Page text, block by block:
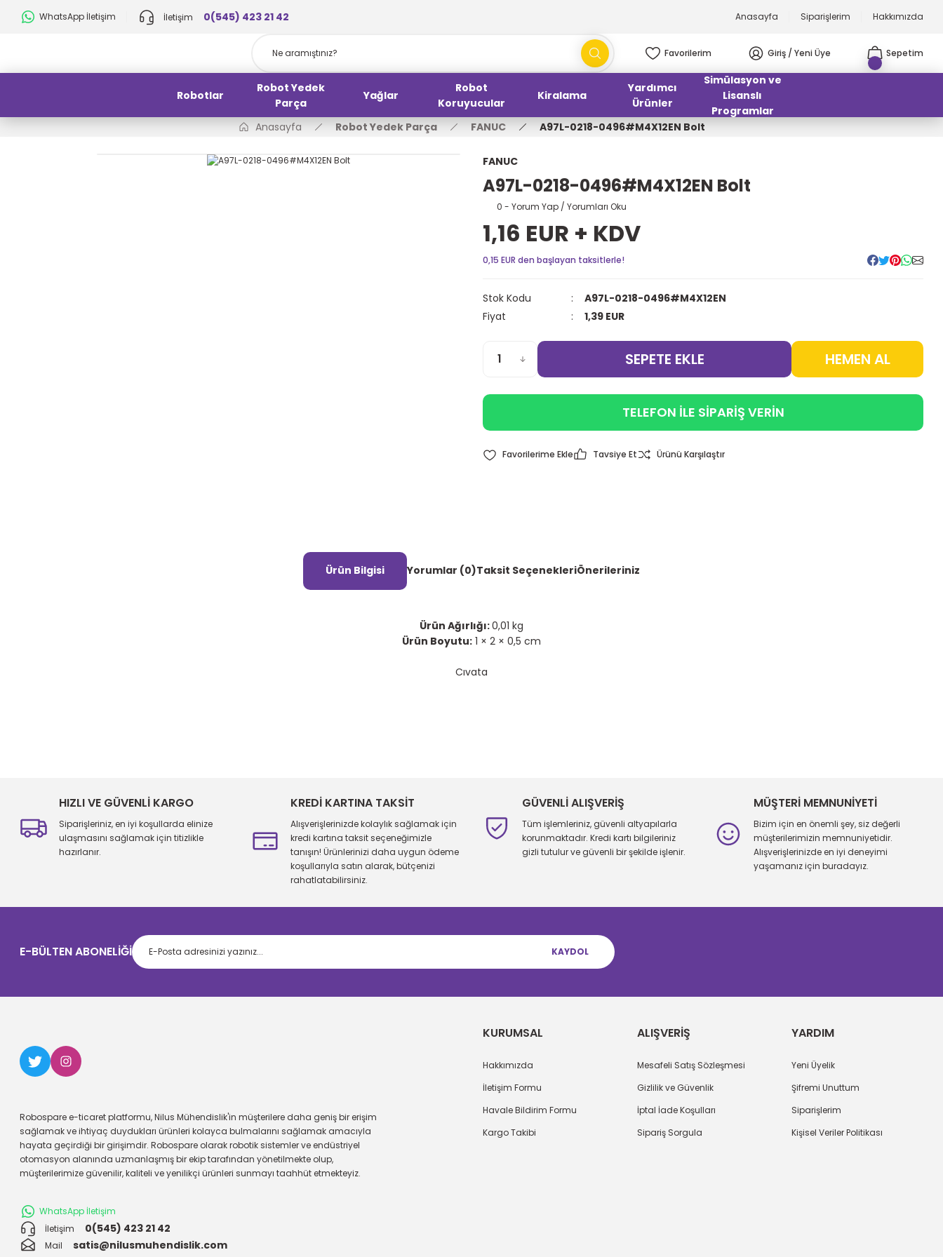
WhatsApp İletişim İletişim 0(545) 423 21 42 Anasayfa Siparişlerim Hakkımızda
Favorilerim Giriş / Yeni Üye Sepetim
Robotlar
Robot Yedek
Parça
Yağlar
Robot
Koruyucular
Kiralama
Yardımcı
Ürünler
Simülasyon ve
Lisanslı
Programlar
Anasayfa
Robot Yedek Parça FANUC A97L-0218-0496#M4X12EN Bolt
FANUC
A97L-0218-0496#M4X12EN Bolt
0 - Yorum Yap / Yorumları Oku
1,16 EUR + KDV
0,15 EUR den başlayan taksitlerle!
Stok Kodu
A97L-0218-0496#M4X12EN
Fiyat
1,39 EUR
SEPETE EKLE HEMEN AL
TELEFON İLE SİPARİŞ VERİN
Tavsiye Et Ürünü Karşılaştır
Ürün Bilgisi Yorumlar (0)Taksit SeçenekleriÖnerileriniz
Ürün Ağırlığı:0,01 kg
Ürün Boyutu: 1 × 2 × 0,5 cm
Cıvata
Ürün fiyatı diğer sitelerden daha pahalı.
Bu ürüne benzer farklı alternatifler olmalı.
HIZLI VE GÜVENLİ KARGO
Siparişleriniz, en iyi koşullarda elinize
ulaşmasını sağlamak için titizlikle
hazırlanır.
KREDİ KARTINA TAKSİT
Alışverişlerinizde kolaylık sağlamak için
kredi kartına taksit seçeneğimizle
tanışın! Ürünlerinizi daha uygun ödeme
koşullarıyla satın alarak, bütçenizi
rahatlatabilirsiniz.
GÜVENLİ ALIŞVERİŞ
Tüm işlemleriniz, güvenli altyapılarla
korunmaktadır. Kredi kartı bilgileriniz
gizli tutulur ve güvenli bir şekilde işlenir.
MÜŞTERİ MEMNUNİYETİ
Bizim için en önemli şey, siz değerli
müşterilerimizin memnuniyetidir.
Alışverişlerinizde en iyi deneyimi
yaşamanız için buradayız.
E-BÜLTEN ABONELİĞİ KAYDOL
Robospare e-ticaret platformu, Nilus Mühendislik'in müşterilere daha geniş bir erişim
sağlamak ve ihtiyaç duydukları ürünleri kolayca bulmalarını sağlamak amacıyla
hayata geçirdiği bir girişimdir. Robospare olarak robotik sistemler ve endüstriyel
otomasyon alanında uzmanlaşmış bir ekip tarafından yönetilmekte olup,
müşterilerimize güvenilir, kaliteli ve yenilikçi ürünleri sunmayı taahhüt etmekteyiz.
KURUMSAL
Hakkımızda
İletişim Formu
Havale Bildirim Formu
Kargo Takibi
ALIŞVERİŞ
Mesafeli Satış Sözleşmesi
Gizlilik ve Güvenlik
İptal İade Koşulları
Sipariş Sorgula
YARDIM
Yeni Üyelik
Şifremi Unuttum
Siparişlerim
Kişisel Veriler Politikası
WhatsApp İletişim
İletişim
0(545) 423 21 42
Mail satis@nilusmuhendislik.com